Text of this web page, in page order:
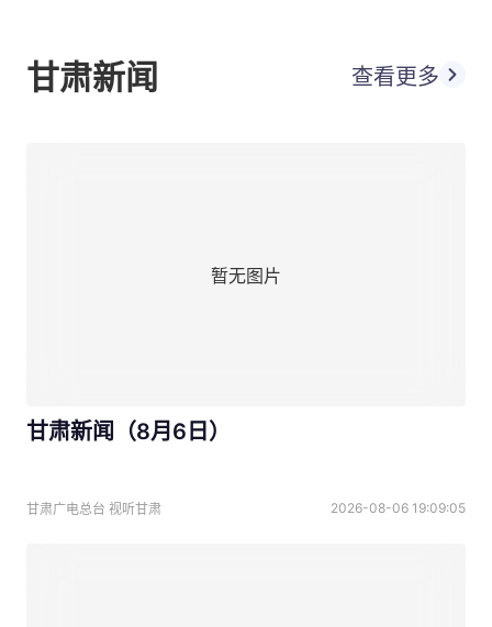
甘肃新闻 查看更多
暂无图片
甘肃新闻（8月6日）
甘肃广电总台 视听甘肃 2026-08-06 19:09:05